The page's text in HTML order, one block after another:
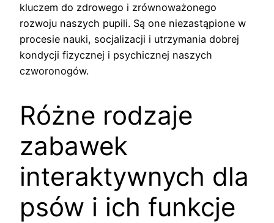
kluczem do zdrowego i zrównoważonego
rozwoju naszych pupili. Są one niezastąpione w
procesie nauki, socjalizacji i utrzymania dobrej
kondycji fizycznej i psychicznej naszych
czworonogów.
Różne rodzaje
zabawek
interaktywnych dla
psów i ich funkcje